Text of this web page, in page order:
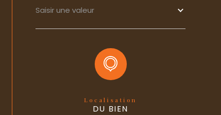
Saisir une valeur
Localisation
DU BIEN